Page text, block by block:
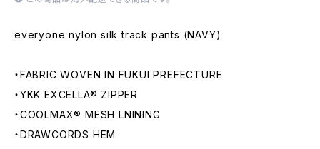
everyone nylon silk track pants (NAVY)
・FABRIC WOVEN IN FUKUI PREFECTURE
・YKK EXCELLA®︎ ZIPPER
・COOLMAX®︎ MESH LNINING
・DRAWCORDS HEM